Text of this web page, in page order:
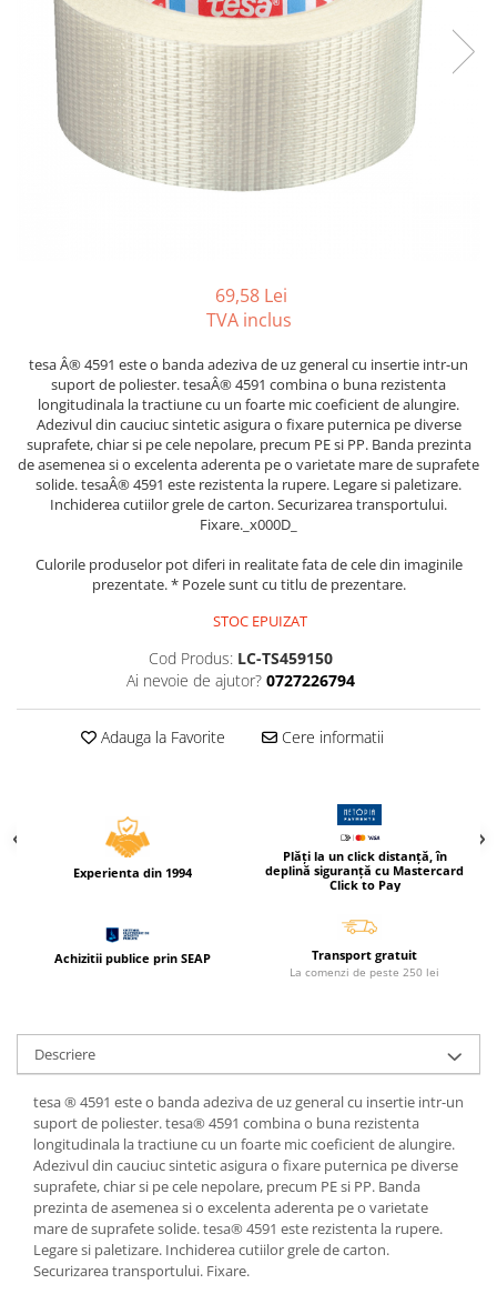
Tipizate autocopiative
personalizate
Tipizate offset
Tipizate offset personalizate
Registre
Rezerva cub notes
Carioci
Ascutitori
Creioane
Creioane cerate
Creioane colorate
Creioane mecanice si rezerve
Plastilina
Echere, rigle, raportoare, compase,
sabloane, truse geometrie
Echere
Rigle
Compas scolar
Truse geometrie
Markere evidentiatoare text
Markere permanente
Pixuri si rezerve
Genti laptop
Carti de colorat si povestit
Jocuri / Party
Diverse articole pentru scoala
Pachete scolare
Markere speciale pentru desen
Markere textile
Pixuri si rezerve
Stilouri
Instrumente pentru proiectare
Foarfeci
Tus, tusiere
Perforatoare
Pioneze
Suporti documente/accesorii de
Diverse articole organizare
arhivare
69,58 Lei
TVA inclus
tesa Â® 4591 este o banda adeziva de uz general cu insertie intr-un
suport de poliester. tesaÂ® 4591 combina o buna rezistenta
longitudinala la tractiune cu un foarte mic coeficient de alungire.
Adezivul din cauciuc sintetic asigura o fixare puternica pe diverse
suprafete, chiar si pe cele nepolare, precum PE si PP. Banda prezinta
de asemenea si o excelenta aderenta pe o varietate mare de suprafete
solide. tesaÂ® 4591 este rezistenta la rupere. Legare si paletizare.
Inchiderea cutiilor grele de carton. Securizarea transportului.
Fixare._x000D_
Culorile produselor pot diferi in realitate fata de cele din imaginile
prezentate. * Pozele sunt cu titlu de prezentare.
STOC EPUIZAT
Cod Produs: LC-TS459150
Ai nevoie de ajutor? 0727226794
Adauga la Favorite Cere informatii
Experienta din 1994
Plăți la un click distanță, în
deplină siguranță cu Mastercard
Click to Pay
Achizitii publice prin SEAP Transport gratuit
La comenzi de peste 250 lei
Descriere
tesa ® 4591 este o banda adeziva de uz general cu insertie intr-un
suport de poliester. tesa® 4591 combina o buna rezistenta
longitudinala la tractiune cu un foarte mic coeficient de alungire.
Adezivul din cauciuc sintetic asigura o fixare puternica pe diverse
suprafete, chiar si pe cele nepolare, precum PE si PP. Banda
prezinta de asemenea si o excelenta aderenta pe o varietate
mare de suprafete solide. tesa® 4591 este rezistenta la rupere.
Legare si paletizare. Inchiderea cutiilor grele de carton.
Securizarea transportului. Fixare.